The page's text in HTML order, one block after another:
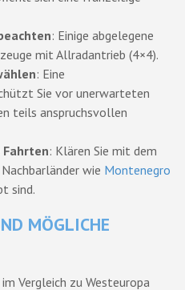
: Einige abgelegene
mit Allradantrieb (4×4).
: Eine
Sie vor unerwarteten
teils anspruchsvollen
: Klären Sie mit dem
wie Montenegro
sind.
MÖGLICHE
Vergleich zu Westeuropa